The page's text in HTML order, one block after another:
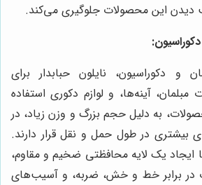
این محصولات جلوگیری می‌کند.
و دکوراسیون، نایلون حبابدار برای
آینه‌ها، و لوازم دکوری استفاده
به دلیل حجم بزرگ و وزن زیاد، در
در طول حمل و نقل قرار دارند.
با ایجاد یک لایه محافظتی ضخیم و مقاوم،
در برابر خط و خش، ضربه، و آسیب‌های